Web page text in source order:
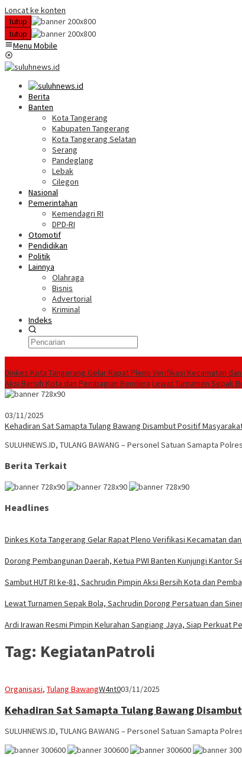
Loncat ke konten
tutup
tutup
Menu Mobile
Berita
Banten
Kota Tangerang
Kabupaten Tangerang
Kota Tangerang Selatan
Serang
Pandeglang
Lebak
Cilegon
Nasional
Pemerintahan
Kemendagri RI
DPD-RI
Otomotif
Pendidikan
Politik
Lainnya
Olahraga
Bisnis
Advertorial
Kriminal
Indeks
Dinkes Kota Tangerang Gelar Rapat Pleno Verifikasi Kecamatan
Aksi Bersih Kota dan Pembagian Bendera Lewat Turnamen Sepak
03/11/2025
Kehadiran Sat Samapta Tulang Bawang Disambut Positif
SULUHNEWS.ID, TULANG BAWANG – Personel Satuan Samapta
Berita Terkait
Headlines
Dinkes Kota Tangerang Gelar Rapat Pleno Verifikasi Kecamatan
Dorong Pembangunan Daerah, Ketua PWI Banten Kunjungi Kantor
Sambut HUT RI ke-81, Sachrudin Pimpin Aksi Bersih Kota dan
Lewat Turnamen Sepak Bola, Sachrudin Dorong Persatuan dan
Ardi Irawan Resmi Pimpin Kelurahan Sangiang Jaya, Siap Perkuat
Tag: KegiatanPatroli
Organisasi, Tulang BawangW4nt003/11/2025
Kehadiran Sat Samapta Tulang Bawang
SULUHNEWS.ID, TULANG BAWANG – Personel Satuan Samapta